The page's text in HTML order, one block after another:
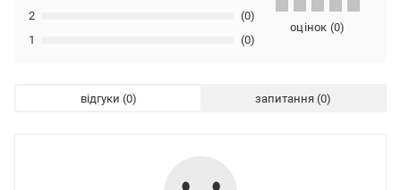
1 (0)
2 (0)
оцінок (0)
відгуки запитання